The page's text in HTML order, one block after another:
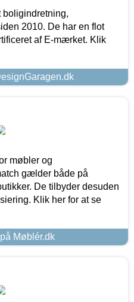
boligindretning,
2010. De har en flot
af E-mærket. Klik
møbler og
gælder både på
De tilbyder desuden
Klik her for at se
Møblér.dk